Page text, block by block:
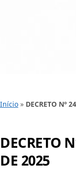
Início » DECRETO Nº
DECRETO
DE 2025